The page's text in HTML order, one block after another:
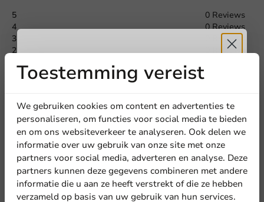
5
0 Reviews
4
0 Reviews
3
0 Reviews
2
0 Reviews
Ben je bekend met dit artikel? Deel jouw ervaring met andere
en laat weten wat je er van vindt!
Schrijf een review
Toestemming vereist
We gebruiken cookies om content en advertenties te
personaliseren, om functies voor social media te bieden
en om ons websiteverkeer te analyseren. Ook delen we
informatie over uw gebruik van onze site met onze
partners voor social media, adverteren en analyse. Deze
partners kunnen deze gegevens combineren met andere
informatie die u aan ze heeft verstrekt of die ze hebben
verzameld op basis van uw gebruik van hun services.
Ontvang5%
korting
Meld je aan voor onze
nieuwsbrief!